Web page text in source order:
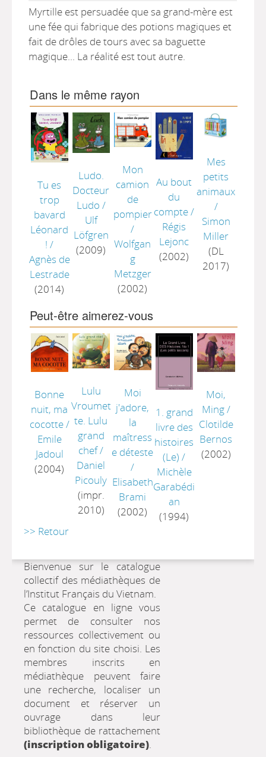
Myrtille est persuadée que sa grand-mère est
une fée qui fabrique des potions magiques et
fait de drôles de tours avec sa baguette
magique... La réalité est tout autre.
Dans le même rayon
Tu es
trop
bavard
Léonard
! /
Agnès de
Lestrade
(2014)
Ludo.
Docteur
Ludo /
Ulf
Löfgren
(2009)
Mon
camion
de
pompier
/
Wolfgan
g
Metzger
(2002)
Au bout
du
compte/
Régis
Lejonc
(2002)
Mes
petits
animaux
/
Simon
Miller
(DL
2017)
Peut-être aimerez-vous
Bonne
nuit, ma
cocotte/
Emile
Jadoul
(2004)
Lulu
Vroumet
te. Lulu
grand
chef/
Daniel
Picouly
(impr.
2010)
Moi
j'adore,
la
maîtress
e déteste
/
Elisabeth
Brami
(2002)
1. grand
livre des
histoires
(Le) /
Michèle
Garabédi
an
(1994)
Moi,
Ming/
Clotilde
Bernos
(2002)
>> Retour
Bienvenue sur le catalogue
collectif des médiathèques de
l’Institut Français du Vietnam.
Ce catalogue en ligne vous
permet de consulter nos
ressources collectivement ou
en fonction du site choisi. Les
membres inscrits en
médiathèque peuvent faire
une recherche, localiser un
document et réserver un
ouvrage dans leur
bibliothèque de rattachement
(inscription obligatoire).